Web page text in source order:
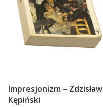
Impresjonizm – Zdzisław
Kępiński